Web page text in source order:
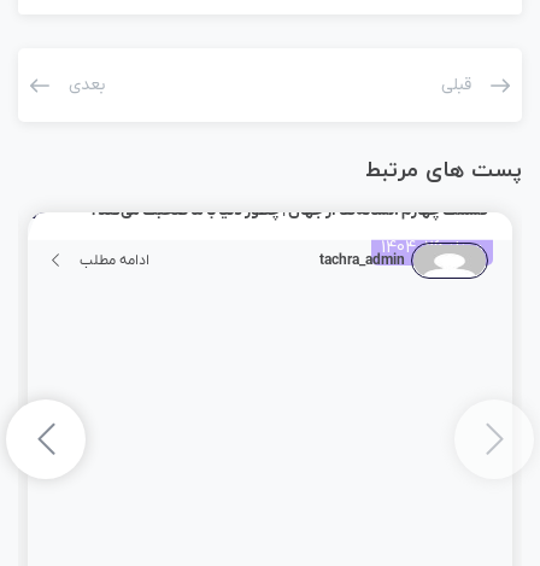
قبلی بعدی
پست های مرتبط
مرداد 26, 1404
قسمت چهارم :نشانه‌ها از جهان | چطور دنیا با ما صحبت می‌کند؟
tachra_admin ادامه مطلب